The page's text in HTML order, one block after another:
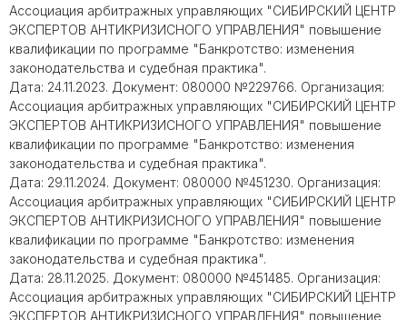
Ассоциация арбитражных управляющих "СИБИРСКИЙ ЦЕНТР
ЭКСПЕРТОВ АНТИКРИЗИСНОГО УПРАВЛЕНИЯ" повышение
квалификации по программе "Банкротство: изменения
законодательства и судебная практика".
Дата: 24.11.2023. Документ: 080000 №229766. Организация:
Ассоциация арбитражных управляющих "СИБИРСКИЙ ЦЕНТР
ЭКСПЕРТОВ АНТИКРИЗИСНОГО УПРАВЛЕНИЯ" повышение
квалификации по программе "Банкротство: изменения
законодательства и судебная практика".
Дата: 29.11.2024. Документ: 080000 №451230. Организация:
Ассоциация арбитражных управляющих "СИБИРСКИЙ ЦЕНТР
ЭКСПЕРТОВ АНТИКРИЗИСНОГО УПРАВЛЕНИЯ" повышение
квалификации по программе "Банкротство: изменения
законодательства и судебная практика".
Дата: 28.11.2025. Документ: 080000 №451485. Организация:
Ассоциация арбитражных управляющих "СИБИРСКИЙ ЦЕНТР
ЭКСПЕРТОВ АНТИКРИЗИСНОГО УПРАВЛЕНИЯ" повышение